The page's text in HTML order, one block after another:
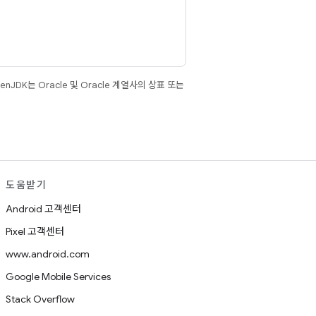
는 Oracle 및 Oracle 계열사의 상표 또는
도움받기
Android 고객센터
Pixel 고객센터
www.android.com
Google Mobile Services
Stack Overflow